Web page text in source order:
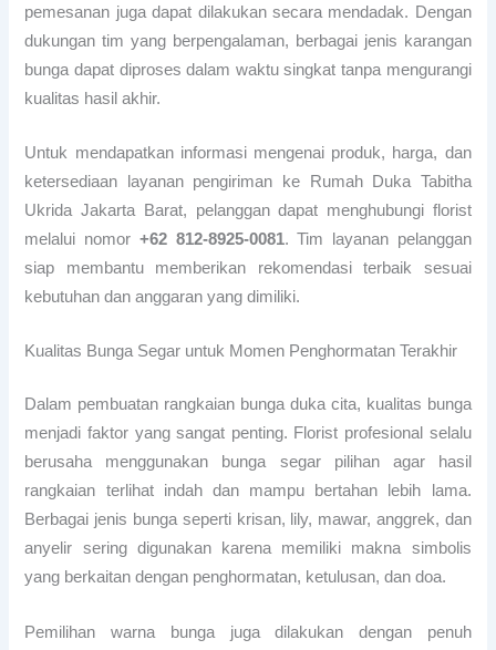
pemesanan juga dapat dilakukan secara mendadak. Dengan
dukungan tim yang berpengalaman, berbagai jenis karangan
bunga dapat diproses dalam waktu singkat tanpa mengurangi
kualitas hasil akhir.
Untuk mendapatkan informasi mengenai produk, harga, dan
ketersediaan layanan pengiriman ke Rumah Duka Tabitha
Ukrida Jakarta Barat, pelanggan dapat menghubungi florist
melalui nomor +62 812-8925-0081. Tim layanan pelanggan
siap membantu memberikan rekomendasi terbaik sesuai
kebutuhan dan anggaran yang dimiliki.
Kualitas Bunga Segar untuk Momen Penghormatan Terakhir
Dalam pembuatan rangkaian bunga duka cita, kualitas bunga
menjadi faktor yang sangat penting. Florist profesional selalu
berusaha menggunakan bunga segar pilihan agar hasil
rangkaian terlihat indah dan mampu bertahan lebih lama.
Berbagai jenis bunga seperti krisan, lily, mawar, anggrek, dan
anyelir sering digunakan karena memiliki makna simbolis
yang berkaitan dengan penghormatan, ketulusan, dan doa.
Pemilihan warna bunga juga dilakukan dengan penuh